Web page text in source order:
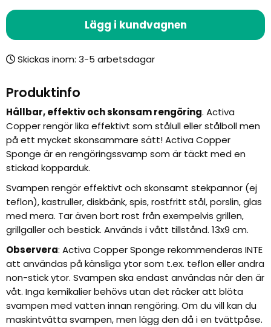
Lägg i kundvagnen
Skickas inom:
Produktinfo
Hållbar, effektiv och skonsam rengöring. Activa
Copper rengör lika effektivt som stålull eller stålboll men
på ett mycket skonsammare sätt! Activa Copper
Sponge är en rengöringssvamp som är täckt med en
stickad kopparduk.
Svampen rengör effektivt och skonsamt stekpannor (ej
teflon), kastruller, diskbänk, spis, rostfritt stål, porslin, glas
med mera. Tar även bort rost från exempelvis grillen,
grillgaller och bestick. Används i vått tillstånd. 13x9 cm.
Observera: Activa Copper Sponge rekommenderas INTE
att användas på känsliga ytor som t.ex. teflon eller andra
non-stick ytor. Svampen ska endast användas när den är
våt. Inga kemikalier behövs utan det räcker att blöta
svampen med vatten innan rengöring. Om du vill kan du
maskintvätta svampen, men lägg den då i en tvättpåse.